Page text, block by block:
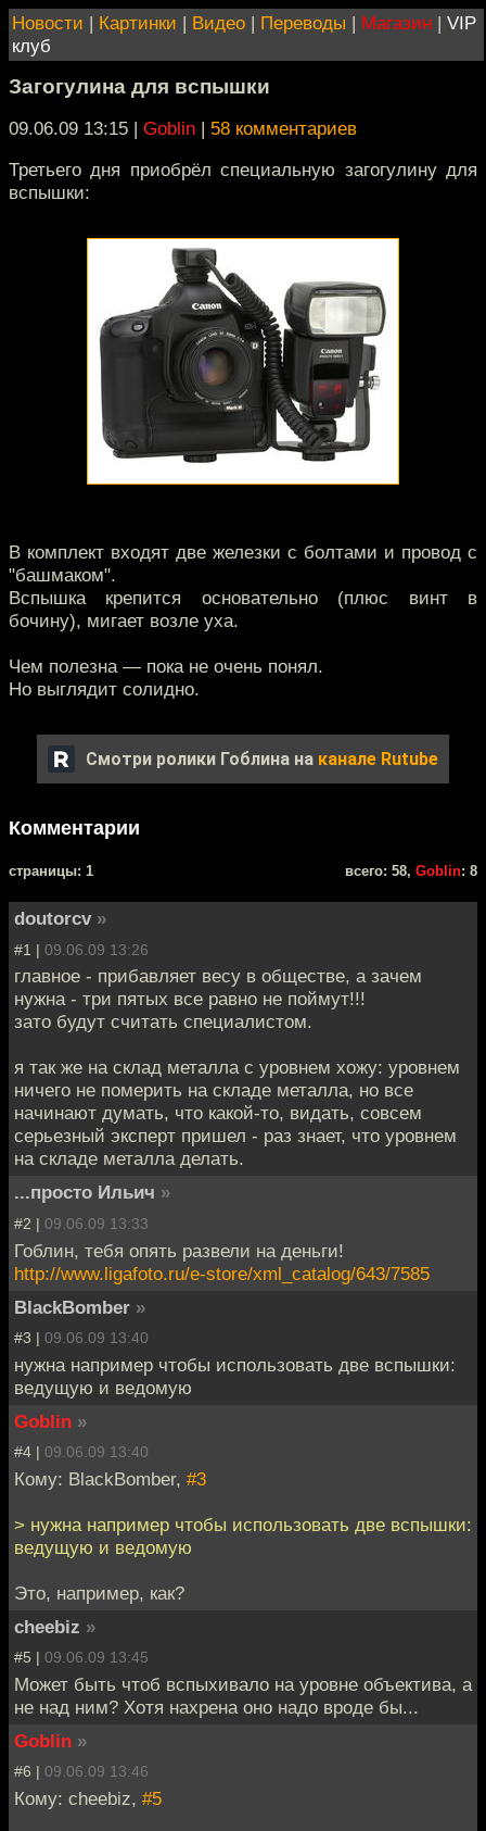
Новости | Картинки | Видео | Переводы | Магазин | VIP
клуб
Загогулина для вспышки
09.06.09 13:15 | Goblin | 58 комментариев
Третьего дня приобрёл специальную загогулину для
вспышки:
В комплект входят две железки с болтами и провод с
"башмаком".
Вспышка крепится основательно (плюс винт в
бочину), мигает возле уха.
Чем полезна — пока не очень понял.
Но выглядит солидно.
Смотри ролики Гоблина на канале Rutube
Комментарии
cтраницы: 1 всего: 58, Goblin: 8
doutorcv »
#1 | 09.06.09 13:26
главное - прибавляет весу в обществе, а зачем
нужна - три пятых все равно не поймут!!!
зато будут считать специалистом.
я так же на склад металла с уровнем хожу: уровнем
ничего не померить на складе металла, но все
начинают думать, что какой-то, видать, совсем
серьезный эксперт пришел - раз знает, что уровнем
на складе металла делать.
...просто Ильич »
#2 | 09.06.09 13:33
Гоблин, тебя опять развели на деньги!
http://www.ligafoto.ru/e-store/xml_catalog/643/7585
BlackBomber »
#3 | 09.06.09 13:40
нужна например чтобы использовать две вспышки:
ведущую и ведомую
Goblin »
#4 | 09.06.09 13:40
Кому: BlackBomber, #3
> нужна например чтобы использовать две вспышки:
ведущую и ведомую
Это, например, как?
cheebiz »
#5 | 09.06.09 13:45
Может быть чтоб вспыхивало на уровне объектива, а
не над ним? Хотя нахрена оно надо вроде бы...
Goblin »
#6 | 09.06.09 13:46
Кому: cheebiz, #5